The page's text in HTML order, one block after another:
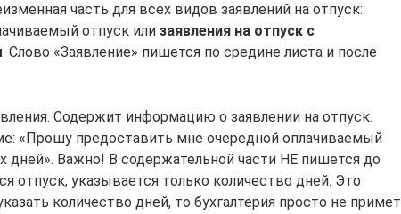
часть для всех видов заявлений на отпуск:
отпуск или заявления на отпуск с
. Слово «Заявление» пишется по средине листа и после
Содержит информацию о заявлении на отпуск.
«Прошу предоставить мне очередной оплачиваемый
дней». Важно! В содержательной части НЕ пишется до
отпуск, указывается только количество дней. Это
количество дней, то бухгалтерия просто не примет